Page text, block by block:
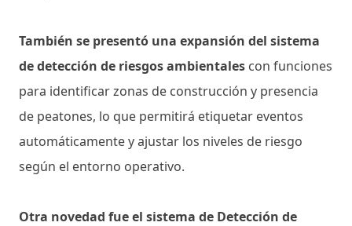
También se presentó una expansión del sistema
de detección de riesgos ambientales con funciones
para identificar zonas de construcción y presencia
de peatones, lo que permitirá etiquetar eventos
automáticamente y ajustar los niveles de riesgo
según el entorno operativo.
Otra novedad fue el sistema de Detección de